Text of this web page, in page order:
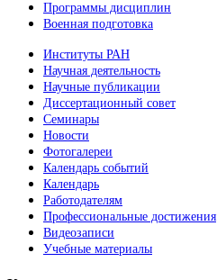
Программы дисциплин
Военная подготовка
Институты РАН
Научная деятельность
Научные публикации
Диссертационный совет
Семинары
Новости
Фотогалереи
Календарь событий
Календарь
Работодателям
Профессиональные достижения
Видеозаписи
Учебные материалы